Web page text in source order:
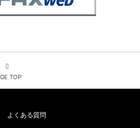
TOP
よくある質問